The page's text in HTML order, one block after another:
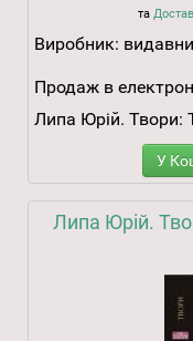
та
Виробник:
Продаж в
Липа Юрій. Твори:
У
Липа Юрій.